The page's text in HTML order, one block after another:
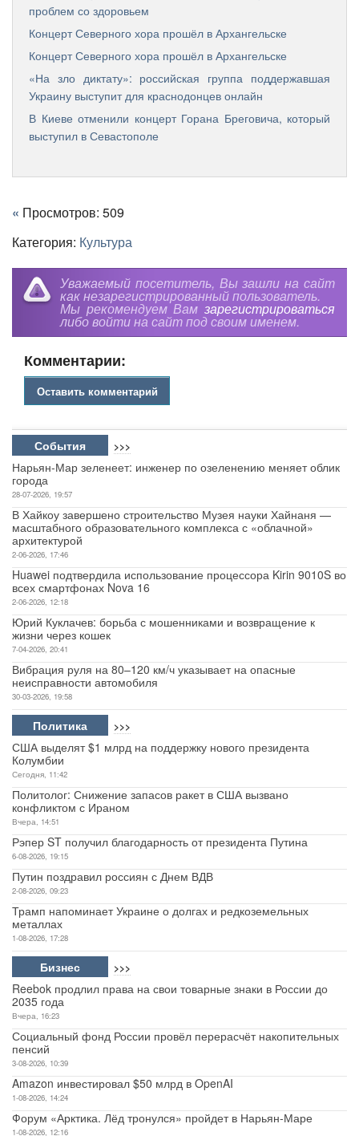
проблем со здоровьем
Концерт Северного хора прошёл в Архангельске
Концерт Северного хора прошёл в Архангельске
«На зло диктату»: российская группа поддержавшая
Украину выступит для краснодонцев онлайн
В Киеве отменили концерт Горана Бреговича, который
выступил в Севастополе
« Просмотров: 509
Категория: Культура
Уважаемый посетитель, Вы зашли на сайт
как незарегистрированный пользователь.
Мы рекомендуем Вам зарегистрироваться
либо войти на сайт под своим именем.
Комментарии:
Оставить комментарий
События >>>
Нарьян-Мар зеленеет: инженер по озеленению меняет облик
города
28-07-2026, 19:57
В Хайкоу завершено строительство Музея науки Хайнаня —
масштабного образовательного комплекса с «облачной»
архитектурой
2-06-2026, 17:46
Huawei подтвердила использование процессора Kirin 9010S во
всех смартфонах Nova 16
2-06-2026, 12:18
Юрий Куклачев: борьба с мошенниками и возвращение к
жизни через кошек
7-04-2026, 20:41
Вибрация руля на 80–120 км/ч указывает на опасные
неисправности автомобиля
30-03-2026, 19:58
Политика >>>
США выделят $1 млрд на поддержку нового президента
Колумбии
Сегодня, 11:42
Политолог: Снижение запасов ракет в США вызвано
конфликтом с Ираном
Вчера, 14:51
Рэпер ST получил благодарность от президента Путина
6-08-2026, 19:15
Путин поздравил россиян с Днем ВДВ
2-08-2026, 09:23
Трамп напоминает Украине о долгах и редкоземельных
металлах
1-08-2026, 17:28
Бизнес >>>
Reebok продлил права на свои товарные знаки в России до
2035 года
Вчера, 16:23
Социальный фонд России провёл перерасчёт накопительных
пенсий
3-08-2026, 10:39
Amazon инвестировал $50 млрд в OpenAI
1-08-2026, 14:24
Форум «Арктика. Лёд тронулся» пройдет в Нарьян-Маре
1-08-2026, 12:16